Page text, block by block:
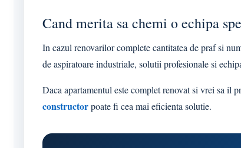
Cand merita sa chemi o echipa
In cazul renovarilor complete cantitatea de praf si
de aspiratoare industriale, solutii profesionale si
Daca apartamentul este complet renovat si vrei sa il
constructorpoate fi cea mai eficienta solutie.